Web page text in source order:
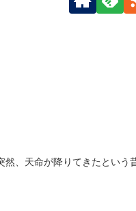
、天命が降りてきたという